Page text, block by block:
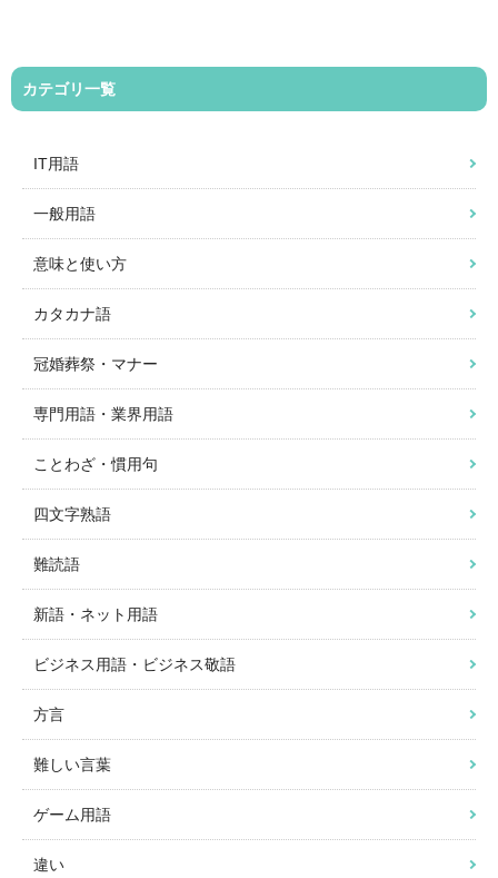
カテゴリ一覧
IT用語
一般用語
意味と使い方
カタカナ語
冠婚葬祭・マナー
専門用語・業界用語
ことわざ・慣用句
四文字熟語
難読語
新語・ネット用語
ビジネス用語・ビジネス敬語
方言
難しい言葉
ゲーム用語
違い